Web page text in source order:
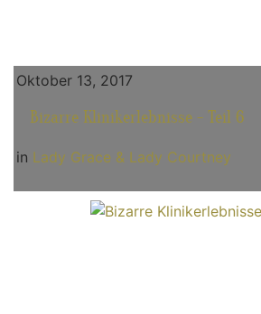
Oktober 13, 2017
Bizarre Klinikerlebnisse - Teil 6
in Lady Grace & Lady Courtney